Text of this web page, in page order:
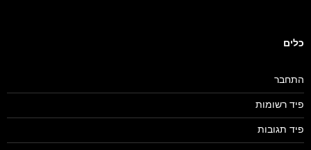
כלים
התחבר
פיד רשומות
פיד תגובות